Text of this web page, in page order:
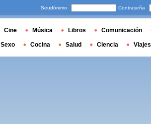
Seudónimo Contraseña
Cine Música Libros Comunicación
Sexo Cocina Salud Ciencia Viajes